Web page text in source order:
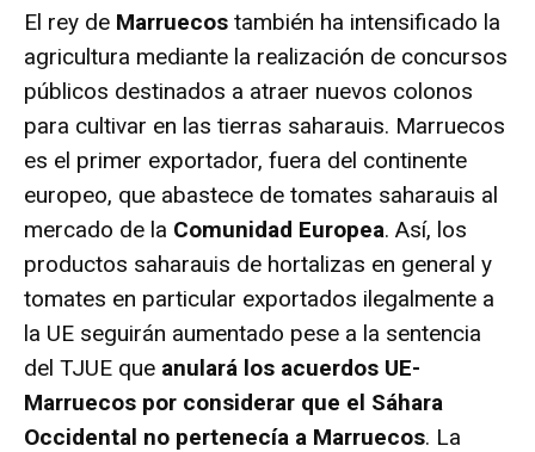
El rey de Marruecos también ha intensificado la
agricultura mediante la realización de concursos
públicos destinados a atraer nuevos colonos
para cultivar en las tierras saharauis. Marruecos
es el primer exportador, fuera del continente
europeo, que abastece de tomates saharauis al
mercado de la Comunidad Europea. Así, los
productos saharauis de hortalizas en general y
tomates en particular exportados ilegalmente a
la UE seguirán aumentado pese a la sentencia
del TJUE que anulará los acuerdos UE-
Marruecos por considerar que el Sáhara
Occidental no pertenecía a Marruecos. La